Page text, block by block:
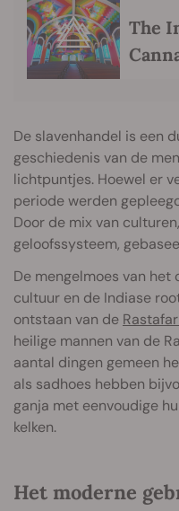
The
De slavenhandel is een
geschiedenis van de
lichtpuntjes. Hoewel er
periode werden
Door de mix van
geloofssysteem,
De mengelmoes van
cultuur en de Indiase
ontstaan van de
heilige mannen van de
aantal dingen gemeen
als sadhoes hebben
ganja met eenvoudige
kelken.
Het moderne